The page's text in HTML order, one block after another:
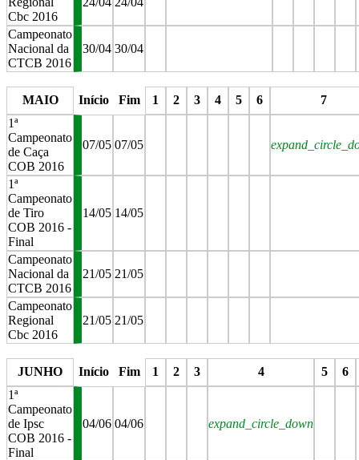
Cbc 2016
Campeonato
Nacional da
CTCB 2016
30/04 30/04
MAIO
Início Fim 1 2 3 4 5 6
7
1ª
Campeonato
de Caça
COB 2016
07/05 07/05
1ª
Campeonato
de Tiro
COB 2016 -
Final
14/05 14/05
Campeonato
Nacional da
CTCB 2016
21/05 21/05
Campeonato
Regional
Cbc 2016
21/05 21/05
JUNHO
Início Fim 1 2 3 4 5
6
1ª
Campeonato
de Ipsc
COB 2016 -
Final
04/06 04/06 expand_circle_down